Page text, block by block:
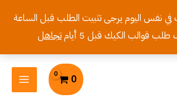
نفس اليوم يرجى تثبيت الطلب قبل الساعة
تجاهل
0